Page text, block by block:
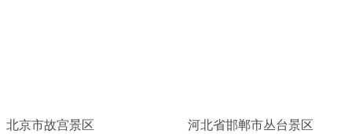
北京市故宫景区 河北省邯郸市丛台景区